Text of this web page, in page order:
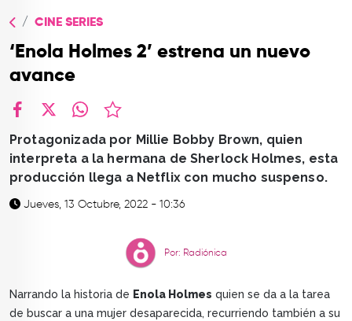
CONTACTO
CINE SERIES
‘Enola Holmes 2’ estrena un nuevo
avance
Protagonizada por Millie Bobby Brown, quien
interpreta a la hermana de Sherlock Holmes, esta
producción llega a Netflix con mucho suspenso.
Jueves, 13 Octubre, 2022 - 10:36
Por: Radiónica
Narrando la historia de Enola Holmes quien se da a la tarea
de buscar a una mujer desaparecida, recurriendo también a su